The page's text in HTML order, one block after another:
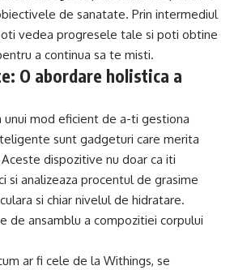
de sanatate. Prin intermediul
vedea progresele tale si poti obtine
a continua sa te misti.
O abordare holistica a
unui mod eficient de a-ti gestiona
sunt gadgeturi care merita
dispozitive nu doar ca iti
si analizeaza procentul de grasime
si chiar nivelul de hidratare.
de ansamblu a compozitiei corpului
ar fi cele de la Withings, se